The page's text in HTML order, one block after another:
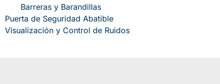
Barreras y Barandillas
Puerta de Seguridad Abatible
Visualización y Control de Ruidos